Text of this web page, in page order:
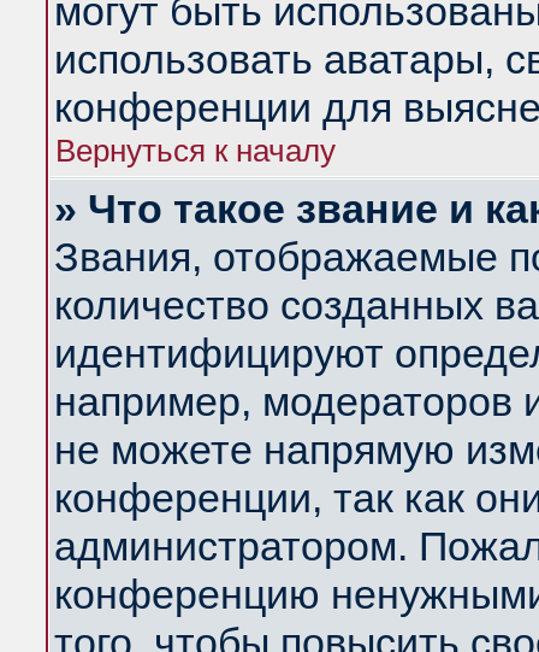
могут быть
использовать аватары,
конференции для
Вернуться к началу
» Что такое звание и
Звания, отображаемые
количество созданных
идентифицируют
например, модераторов
не можете напрямую
конференции, так как
администратором.
конференцию
того, чтобы повысить